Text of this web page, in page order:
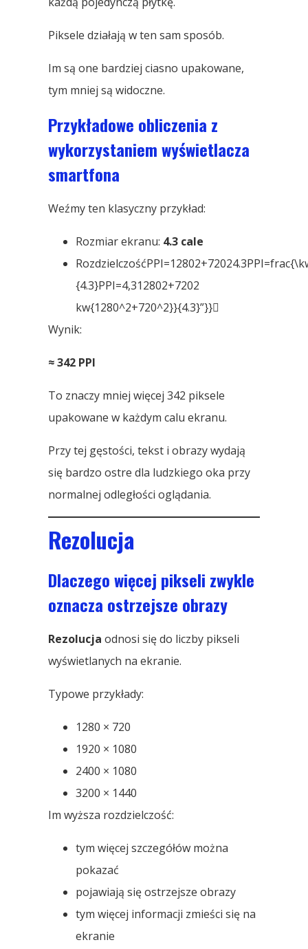
Piksele działają w ten sam sposób.
Im są one bardziej ciasno upakowane,
tym mniej są widoczne.
Przykładowe obliczenia z
wykorzystaniem wyświetlacza
smartfona
Weźmy ten klasyczny przykład:
Rozmiar ekranu: 4.3 cale
{4.3}PPI=4,312802+7202​​
kw{1280^2+720^2}}{4.3}”}}
Wynik:
≈ 342 PPI
To znaczy mniej więcej 342 piksele
upakowane w każdym calu ekranu.
Przy tej gęstości, tekst i obrazy wydają
się bardzo ostre dla ludzkiego oka przy
normalnej odległości oglądania.
Rezolucja
Dlaczego więcej pikseli zwykle
oznacza ostrzejsze obrazy
Rezolucja odnosi się do liczby pikseli
wyświetlanych na ekranie.
Typowe przykłady:
1280 × 720
1920 × 1080
2400 × 1080
3200 × 1440
Im wyższa rozdzielczość:
tym więcej szczegółów można
pokazać
pojawiają się ostrzejsze obrazy
tym więcej informacji zmieści się na
ekranie